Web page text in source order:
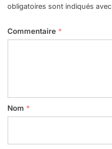
obligatoires sont indiqués avec
Commentaire *
Nom *